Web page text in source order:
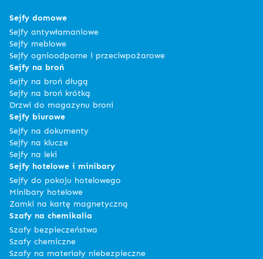
Sejfy domowe
Sejfy antywłamaniowe
Sejfy meblowe
Sejfy ognioodporne i przeciwpożarowe
Sejfy na broń
Sejfy na broń długą
Sejfy na broń krótką
Drzwi do magazynu broni
Sejfy biurowe
Sejfy na dokumenty
Sejfy na klucze
Sejfy na leki
Sejfy hotelowe i minibary
Sejfy do pokoju hotelowego
Minibary hotelowe
Zamki na kartę magnetyczną
Szafy na chemikalia
Szafy bezpieczeństwa
Szafy chemiczne
Szafy na materiały niebezpieczne